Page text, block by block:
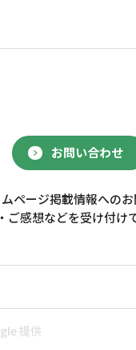
お問い合わせ
ページ掲載情報へのお
ご感想などを受け付け